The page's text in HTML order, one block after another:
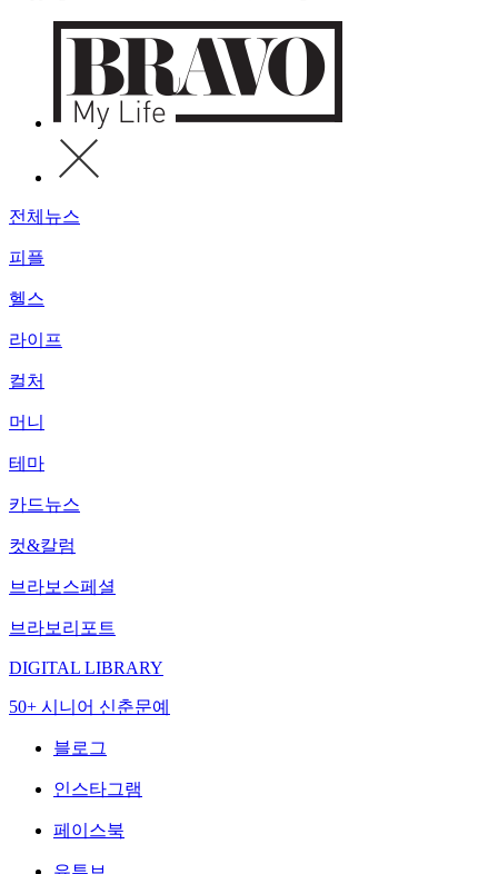
전체뉴스
피플
헬스
라이프
컬처
머니
테마
카드뉴스
컷&칼럼
브라보스페셜
브라보리포트
DIGITAL LIBRARY
50+ 시니어 신춘문예
블로그
인스타그램
페이스북